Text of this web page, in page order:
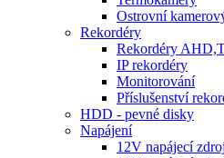
Ostrovní
Rekordéry
Rekordéry
IP rekordéry
Monitorování
Příslušenství
HDD - pevné disky
Napájení
12V napájecí